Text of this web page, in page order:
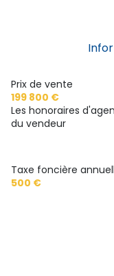
entrée
entrée
Prix de vente
199 800 €
Les honoraires
du vendeur
Taxe foncière
500 €